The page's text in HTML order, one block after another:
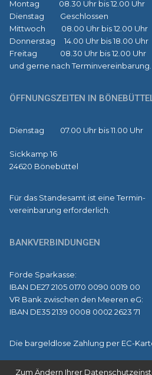
Montag 08.30 Uhr bis 12.00 Uhr
Dienstag Geschlossen
Mittwoch 08.00 Uhr bis 12.00 Uhr
Donnerstag 14.00 Uhr bis 18.00 Uhr
Freitag 08.30 Uhr bis 12.00 Uhr
und gerne nach Terminvereinbarung.
ÖFFNUNGSZEITEN IN
Dienstag 07.00 Uhr bis 11.00 Uhr
Sickkamp 16
24620 Bönebüttel
Für das Standesamt ist eine Termin-
vereinbarung erforderlich.
BANKVERBINDUNGEN
Förde Sparkasse:
IBAN DE27 2105 0170 0090 0019 00
VR Bank zwischen den Meeren eG:
IBAN DE35 2139 0008 0002 2623 71
Die bargeldlose Zahlung per EC-
Zum Ändern Ihrer